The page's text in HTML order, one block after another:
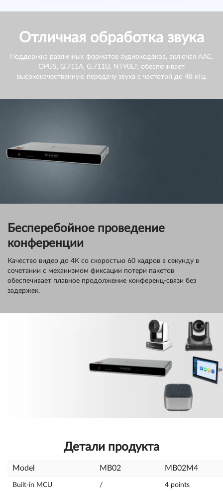
Отличная обработка звука
Поддержка различных форматов аудиокодеков, включая AAC,
OPUS, G.711A, G.711U, NT90LT, обеспечивает
высококачественную передачу звука с частотой до 48 кГц.
Бесперебойное проведение
конференции
Качество видео до 4K со скоростью 60 кадров в секунду в
сочетании с механизмом фиксации потери пакетов
обеспечивает плавное продолжение конференц-связи без
задержек.
Детали продукта
Model MB02 MB02M4
Built-in MCU / 4 points